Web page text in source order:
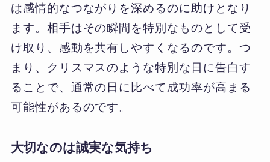
は感情的なつながりを深めるのに助けとなり
ます。相手はその瞬間を特別なものとして受
け取り、感動を共有しやすくなるのです。つ
まり、クリスマスのような特別な日に告白す
ることで、通常の日に比べて成功率が高まる
可能性があるのです。
大切なのは誠実な気持ち